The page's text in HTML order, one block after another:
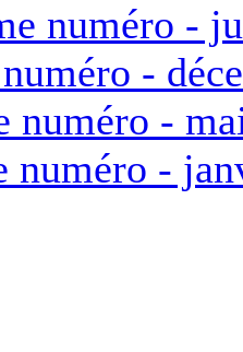
numéro -
-
numéro -
numéro -